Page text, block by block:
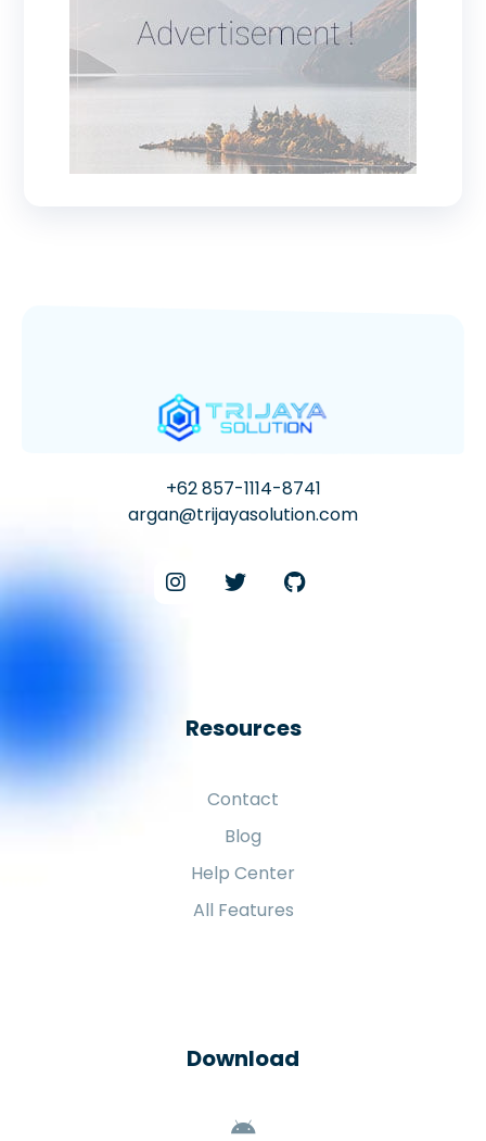
+62 857-1114-8741
argan@trijayasolution.com
Resources
Contact
Blog
Help Center
All Features
Download